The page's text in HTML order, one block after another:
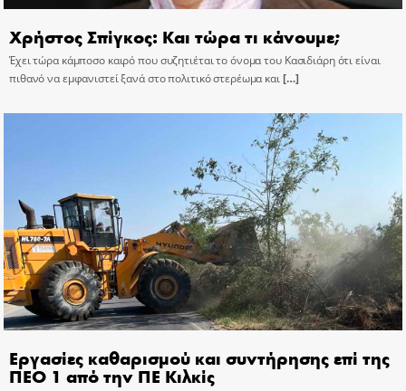
Χρήστος Σπίγκος: Και τώρα τι κάνουμε;
Έχει τώρα κάμποσο καιρό που συζητιέται το όνομα του Κασιδιάρη ότι είναι
πιθανό να εμφανιστεί ξανά στο πολιτικό στερέωμα και[…]
Εργασίες καθαρισμού και συντήρησης επί της
ΠΕΟ 1 από την ΠΕ Κιλκίς